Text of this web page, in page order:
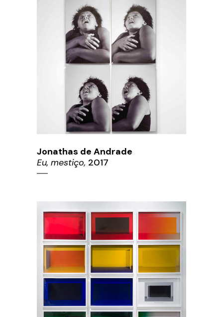
Jonathas de Andrade
Eu, mestiço, 2017